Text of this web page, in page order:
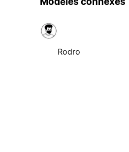
Rodro